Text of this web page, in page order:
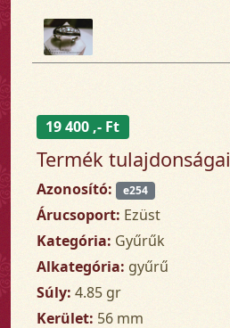
19 400 ,- Ft
Termék tulajdonságai
Azonosító: e254
Árucsoport: Ezüst
Kategória: Gyűrűk
Alkategória: gyűrű
Súly: 4.85 gr
Kerület: 56 mm